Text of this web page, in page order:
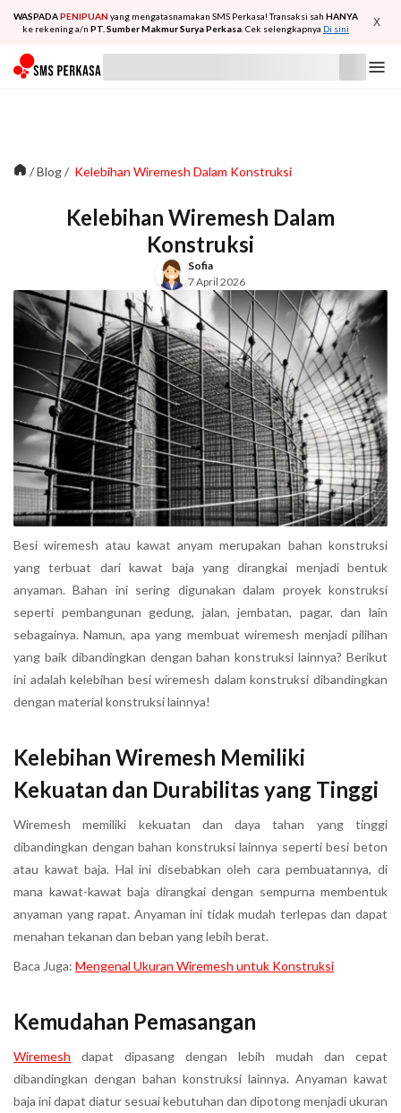
WASPADAPENIPUAN yang mengatasnamakan SMS Perkasa! Transaksi sah HANYA
ke rekening a/n PT. Sumber Makmur Surya Perkasa . Cek selengkapnya Di sini X
/Blog/ Kelebihan Wiremesh Dalam Konstruksi
Kelebihan Wiremesh Dalam
Konstruksi
Sofia
7 April 2026
Besi wiremesh atau kawat anyam merupakan bahan konstruksi
yang terbuat dari kawat baja yang dirangkai menjadi bentuk
anyaman. Bahan ini sering digunakan dalam proyek konstruksi
seperti pembangunan gedung, jalan, jembatan, pagar, dan lain
sebagainya. Namun, apa yang membuat wiremesh menjadi pilihan
yang baik dibandingkan dengan bahan konstruksi lainnya? Berikut
ini adalah kelebihan besi wiremesh dalam konstruksi dibandingkan
dengan material konstruksi lainnya!
Kelebihan Wiremesh Memiliki
Kekuatan dan Durabilitas yang Tinggi
Wiremesh memiliki kekuatan dan daya tahan yang tinggi
dibandingkan dengan bahan konstruksi lainnya seperti besi beton
atau kawat baja. Hal ini disebabkan oleh cara pembuatannya, di
mana kawat-kawat baja dirangkai dengan sempurna membentuk
anyaman yang rapat. Anyaman ini tidak mudah terlepas dan dapat
menahan tekanan dan beban yang lebih berat.
Baca Juga: Mengenal Ukuran Wiremesh untuk Konstruksi
Kemudahan Pemasangan
Wiremesh dapat dipasang dengan lebih mudah dan cepat
dibandingkan dengan bahan konstruksi lainnya. Anyaman kawat
baja ini dapat diatur sesuai kebutuhan dan dipotong menjadi ukuran